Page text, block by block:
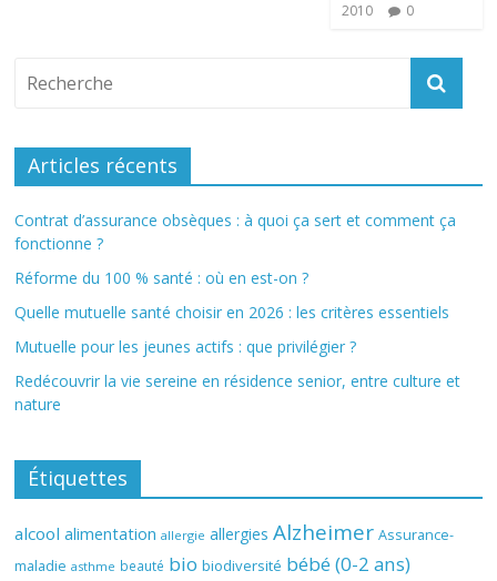
2010
0
Articles récents
Contrat d’assurance obsèques : à quoi ça sert et comment ça
fonctionne ?
Réforme du 100 % santé : où en est-on ?
Quelle mutuelle santé choisir en 2026 : les critères essentiels
Mutuelle pour les jeunes actifs : que privilégier ?
Redécouvrir la vie sereine en résidence senior, entre culture et
nature
Étiquettes
alcool alimentation allergie allergies Alzheimer Assurance-
maladie asthme beauté bio biodiversité bébé (0-2 ans)